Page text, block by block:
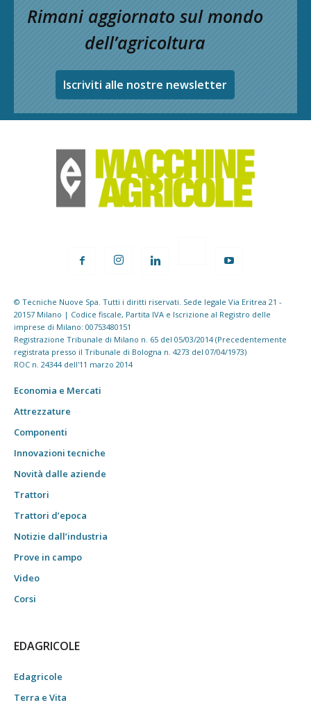
Rimani aggiornato sul mondo
dell’agricoltura
Iscriviti alle nostre newsletter
© Tecniche Nuove Spa. Tutti i diritti riservati. Sede legale Via Eritrea 21 -
20157 Milano | Codice fiscale, Partita IVA e Iscrizione al Registro delle
imprese di Milano: 00753480151
Registrazione Tribunale di Milano n. 65 del 05/03/2014 (Precedentemente
registrata presso il Tribunale di Bologna n. 4273 del 07/04/1973)
ROC n. 24344 dell'11 marzo 2014
Economia e Mercati
Attrezzature
Componenti
Innovazioni tecniche
Novità dalle aziende
Trattori
Trattori d’epoca
Notizie dall’industria
Prove in campo
Video
Corsi
EDAGRICOLE
Edagricole
Terra e Vita